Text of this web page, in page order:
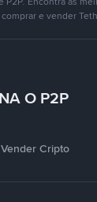
comprar e vender
O P2P
Vender Cripto